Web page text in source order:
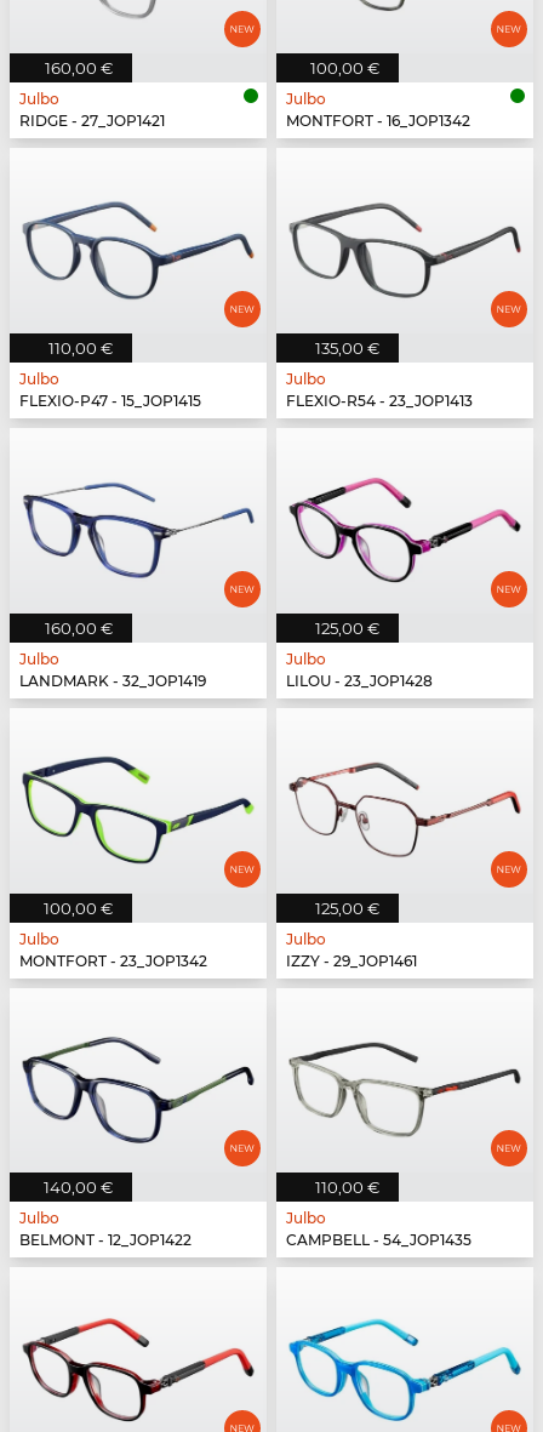
160,00 €
Julbo
RIDGE - 27_JOP1421
100,00 €
Julbo
MONTFORT - 16_JOP1342
110,00 €
Julbo
FLEXIO-P47 - 15_JOP1415
135,00 €
Julbo
FLEXIO-R54 - 23_JOP1413
160,00 €
Julbo
LANDMARK - 32_JOP1419
125,00 €
Julbo
LILOU - 23_JOP1428
100,00 €
Julbo
MONTFORT - 23_JOP1342
125,00 €
Julbo
IZZY - 29_JOP1461
140,00 €
Julbo
BELMONT - 12_JOP1422
110,00 €
Julbo
CAMPBELL - 54_JOP1435